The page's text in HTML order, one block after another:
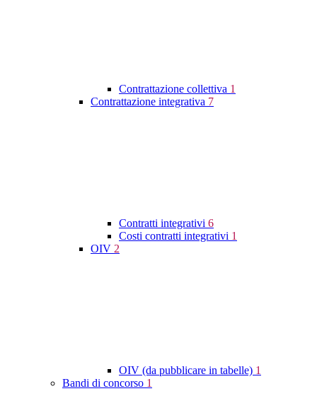
Contrattazione collettiva 1
Contrattazione integrativa 7
Contratti integrativi 6
Costi contratti integrativi 1
OIV 2
OIV (da pubblicare in tabelle) 1
Bandi di concorso 1